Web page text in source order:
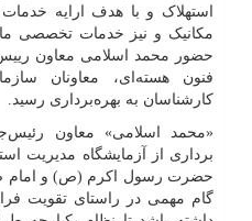
استهلاک و با هدف ارایه
مکانیک و نیز خدمات تخصصی
حضور محمد اسلامی معاون
فنون هسته‌ای، معاونان
کارشناسان به بهره‌برداری رسید.
«محمد اسلامی» معاون
برداری از آزمایشگاه مدیریت
حضرت رسول اکرم (ص) و امام
گام مهمی در راستای تقویت